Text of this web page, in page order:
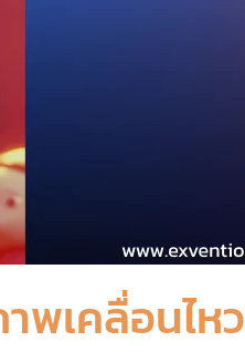
พเคลื่อนไหว